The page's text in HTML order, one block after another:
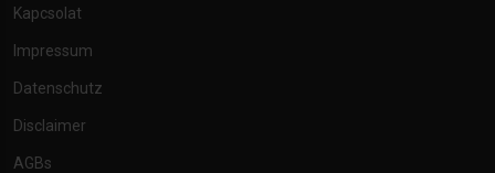
Kapcsolat
Impressum
Datenschutz
Disclaimer
AGBs